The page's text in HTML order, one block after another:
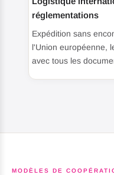
réglementations
Expédition sans
l'Union européenne,
avec tous les
MODÈLES DE